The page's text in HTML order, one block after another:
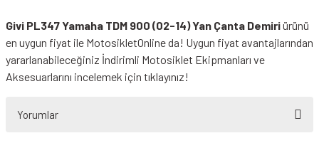
Givi PL347 Yamaha TDM 900 (02-14) Yan Çanta Demiriürünü
en uygun fiyat ile MotosikletOnline da! Uygun fiyat avantajlarından
yararlanabileceğiniz İndirimli Motosiklet Ekipmanları ve
Aksesuarlarını incelemek için tıklayınız!
Yorumlar